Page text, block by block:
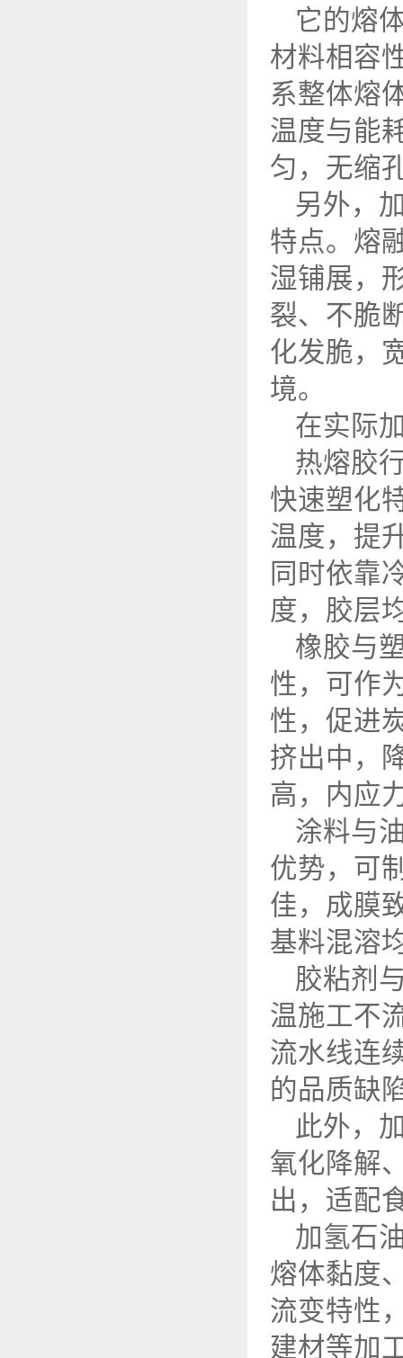
它的熔
材料相容
系整体熔
温度与能
匀，无缩
另外，
特点。熔
湿铺展，
裂、不脆
化发脆，
境。
在实际
热熔胶
快速塑化
温度，提
同时依靠
度，胶层
橡胶与
性，可作
性，促进
挤出中，
高，内应
涂料与
优势，可
佳，成膜
基料混溶
胶粘剂
温施工不
流水线连
的品质缺
此外，
氧化降解
出，适配
加氢石
熔体黏度
流变特性
建材等加